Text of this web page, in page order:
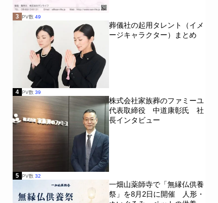
3 PV数 49
葬儀社の起用タレント（イメ
ージキャラクター）まとめ
4 PV数 39
株式会社家族葬のファミーユ
代表取締役 中道康彰氏 社
長インタビュー
5 PV数 32
一畑山薬師寺で「無縁仏供養
祭」を8月2日に開催 人形・